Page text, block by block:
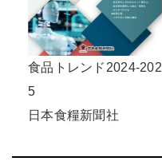
食品トレンド2024-202
5
日本食糧新聞社